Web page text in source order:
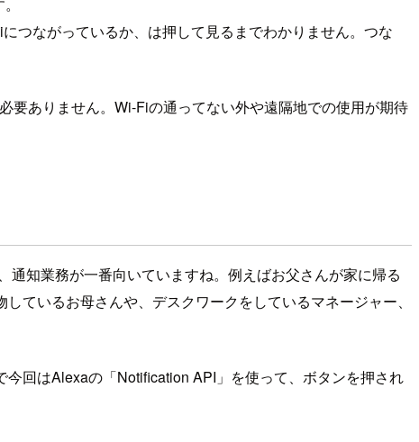
つながっているか、は押して見るまでわかりません。つな
要ありません。Wi-Fiの通ってない外や遠隔地での使用が期待
知業務が一番向いていますね。例えばお父さんが家に帰る
ているお母さんや、デスクワークをしているマネージャー、
回はAlexaの「Notification API」を使って、ボタンを押され